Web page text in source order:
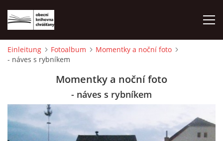
EINLEITUNG
Einleitung Fotoalbum
Momentky a noční foto
- náves s rybníkem
Momentky a noční foto
- náves s rybníkem